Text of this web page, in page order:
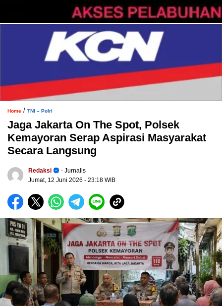
Home / TNI – Polri
Jaga Jakarta On The Spot, Polsek
Kemayoran Serap Aspirasi Masyarakat
Secara Langsung
Redaksi
- Jurnalis
Jumat, 12 Juni 2026 - 23:18 WIB